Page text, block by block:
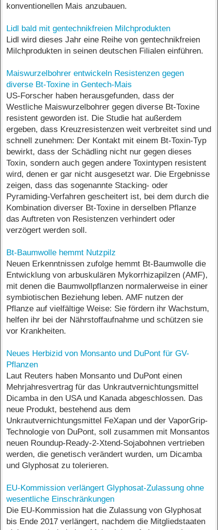
konventionellen Mais anzubauen.
Lidl bald mit gentechnikfreien Milchprodukten
Lidl wird dieses Jahr eine Reihe von gentechnikfreien
Milchprodukten in seinen deutschen Filialen einführen.
Maiswurzelbohrer entwickeln Resistenzen gegen
diverse Bt-Toxine in Gentech-Mais
US-Forscher haben herausgefunden, dass der
Westliche Maiswurzelbohrer gegen diverse Bt-Toxine
resistent geworden ist. Die Studie hat außerdem
ergeben, dass Kreuzresistenzen weit verbreitet sind und
schnell zunehmen: Der Kontakt mit einem Bt-Toxin-Typ
bewirkt, dass der Schädling nicht nur gegen dieses
Toxin, sondern auch gegen andere Toxintypen resistent
wird, denen er gar nicht ausgesetzt war. Die Ergebnisse
zeigen, dass das sogenannte Stacking- oder
Pyramiding-Verfahren gescheitert ist, bei dem durch die
Kombination diverser Bt-Toxine in derselben Pflanze
das Auftreten von Resistenzen verhindert oder
verzögert werden soll.
Bt-Baumwolle hemmt Nutzpilz
Neuen Erkenntnissen zufolge hemmt Bt-Baumwolle die
Entwicklung von arbuskulären Mykorrhizapilzen (AMF),
mit denen die Baumwollpflanzen normalerweise in einer
symbiotischen Beziehung leben. AMF nutzen der
Pflanze auf vielfältige Weise: Sie fördern ihr Wachstum,
helfen ihr bei der Nährstoffaufnahme und schützen sie
vor Krankheiten.
Neues Herbizid von Monsanto und DuPont für GV-
Pflanzen
Laut Reuters haben Monsanto und DuPont einen
Mehrjahresvertrag für das Unkrautvernichtungsmittel
Dicamba in den USA und Kanada abgeschlossen. Das
neue Produkt, bestehend aus dem
Unkrautvernichtungsmittel FeXapan und der VaporGrip-
Technologie von DuPont, soll zusammen mit Monsantos
neuen Roundup-Ready-2-Xtend-Sojabohnen vertrieben
werden, die genetisch verändert wurden, um Dicamba
und Glyphosat zu tolerieren.
EU-Kommission verlängert Glyphosat-Zulassung ohne
wesentliche Einschränkungen
Die EU-Kommission hat die Zulassung von Glyphosat
bis Ende 2017 verlängert, nachdem die Mitgliedstaaten